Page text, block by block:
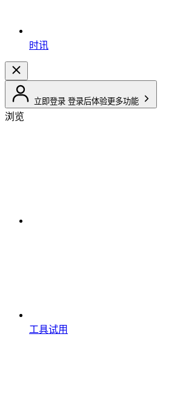
时讯
立即登录 登录后体验更多功能
浏览
工具试用